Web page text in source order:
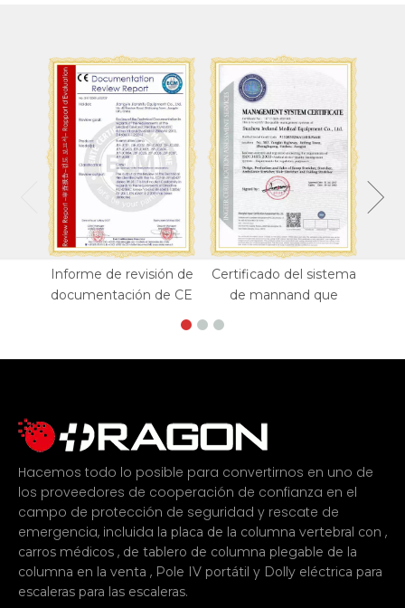
Informe de revisión de
documentación de CE
Certificado del sistema
de mannand que
Hacemos todo lo posible para convertirnos en uno de
los proveedores de cooperación de confianza en el
campo de protección de seguridad y rescate de
emergencia, incluida la placa de la columna vertebral con ,
carros médicos , de tablero de columna plegable de la
columna en la venta , Pole IV portátil y Dolly eléctrica para
escaleras para las escaleras.